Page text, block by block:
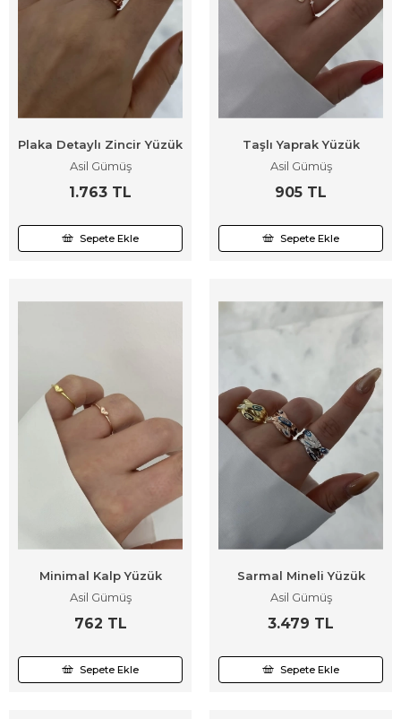
Plaka Detaylı Zincir Yüzük
Asil Gümüş
1.763 TL
Sepete Ekle
Taşlı Yaprak Yüzük
Asil Gümüş
905 TL
Sepete Ekle
Minimal Kalp Yüzük
Asil Gümüş
762 TL
Sepete Ekle
Sarmal Mineli Yüzük
Asil Gümüş
3.479 TL
Sepete Ekle